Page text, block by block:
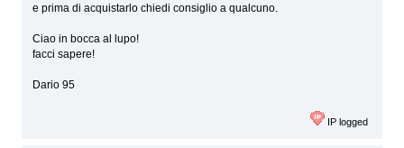
e prima di acquistarlo chiedi consiglio a qualcuno.
Ciao in bocca al lupo!
facci sapere!
Dario 95
IP logged